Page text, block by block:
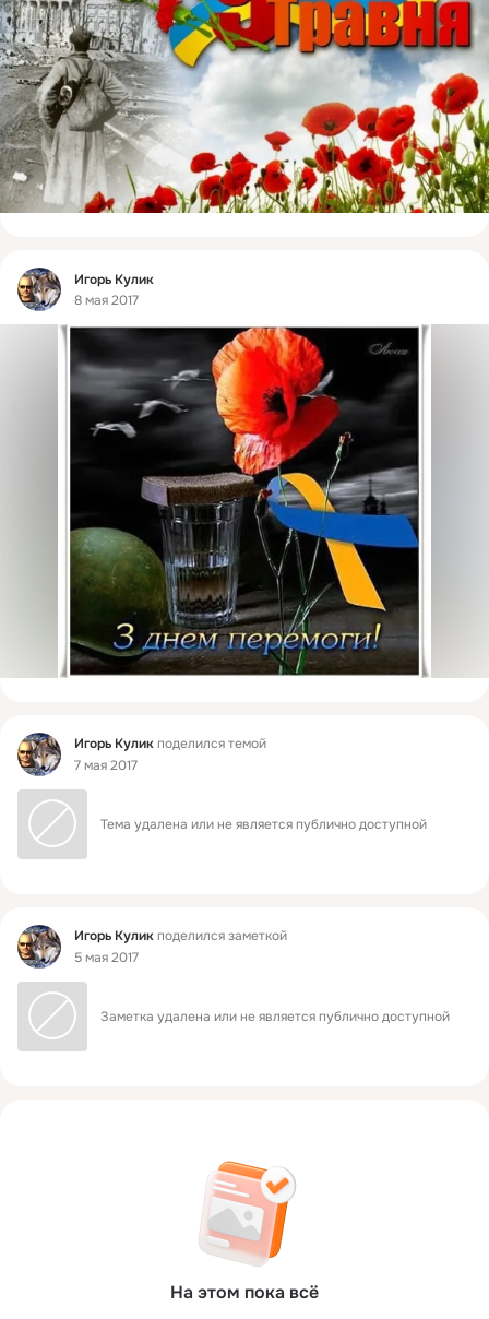
Фид
Игорь Кулик
8 мая 2017
Фид Игорь Куликподелился темой
7 мая 2017
Тема удалена или не является публично доступной
Фид Игорь Куликподелился заметкой
5 мая 2017
Заметка удалена или не является публично доступной
На этом пока всё